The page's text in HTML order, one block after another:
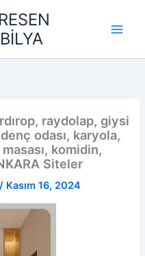
raydolap, giysi
odası, karyola,
komidin,
Siteler
/ Kasım 16, 2024